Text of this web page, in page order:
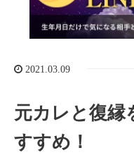
2021.03.09
元カレと復縁
すすめ！